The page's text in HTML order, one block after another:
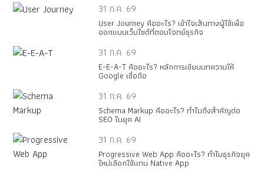
31 ก.ค. 69
User Journey คืออะไร? เข้าใจเส้นทางผู้ใช้เพื่อ
ออกแบบเว็บไซต์ที่ตอบโจทย์ธุรกิจ
31 ก.ค. 69
E-E-A-T คืออะไร? หลักการเขียนบทความให้
Google เชื่อถือ
31 ก.ค. 69
Schema Markup คืออะไร? ทำไมถึงสำคัญต่อ
SEO ในยุค AI
31 ก.ค. 69
Progressive Web App คืออะไร? ทำไมธุรกิจยุค
ใหม่เลือกใช้แทน Native App